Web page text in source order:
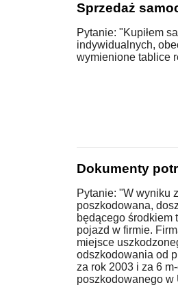
Sprzedaż
Pytanie: "Kupiłem
indywidualnych,
wymienione tablice
Dokumenty
Pytanie: "W wyniku
poszkodowana,
będącego środkiem
pojazd w firmie.
miejsce
odszkodowania od
za rok 2003 i za 6
poszkodowanego w